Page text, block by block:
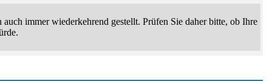
immer wiederkehrend gestellt. Prüfen Sie daher bitte, ob Ihre